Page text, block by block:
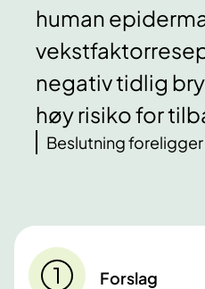
human
negativ tidlig
høy risiko for
Beslutning foreligger
Forslag